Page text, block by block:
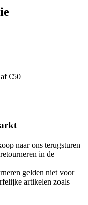
€50
naar ons terugsturen
retourneren in de
gelden niet voor
artikelen zoals